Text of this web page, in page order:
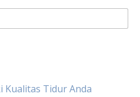
Kualitas Tidur Anda